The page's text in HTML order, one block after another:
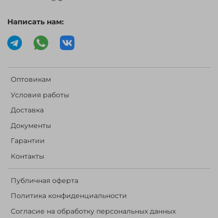
Оптовикам
Условия работы
Доставка
Документы
Гарантии
Контакты
Публичная оферта
Политика конфиденциальности
Согласие на обработку персональных данных
Написать нам: